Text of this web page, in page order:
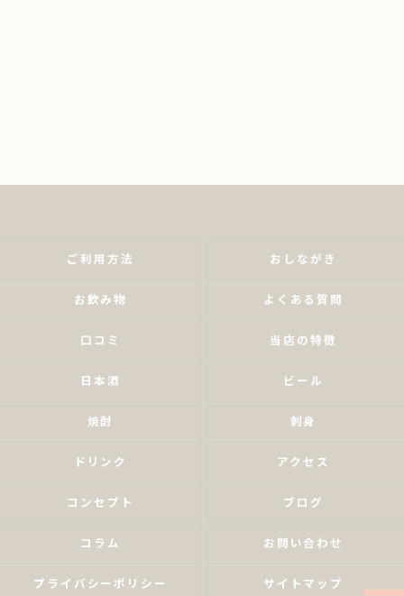
ご利用方法 おしながき
お飲み物 よくある質問
口コミ 当店の特徴
日本酒 ビール
焼酎 刺身
ドリンク アクセス
コンセプト ブログ
コラム お問い合わせ
プライバシーポリシー サイトマップ